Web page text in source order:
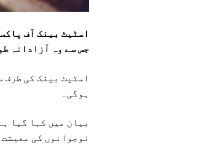
جس سے وہ آزادانہ
اسٹیٹ بینک کی طرف
ہوگی۔
نوجوانوں کی